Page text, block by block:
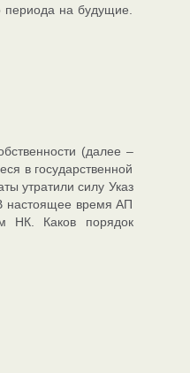
периода на будущие.
(далее –
в государственной
утратили силу Указ
настоящее время АП
НК. Каков порядок